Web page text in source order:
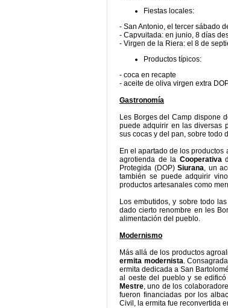
Fiestas locales:
- San Antonio, el tercer sábado
- Capvuitada: en junio, 8 días
- Virgen de la Riera: el 8 de
Productos típicos:
- coca en recapte
- aceite de oliva virgen extra
Gastronomía
Les Borges del Camp dispone
puede adquirir en las diversas
sus cocas y del pan, sobre todo
En el apartado de los
agrotienda de la Cooperativa
Protegida (DOP)Siurana, un
también se puede adquirir
productos artesanales como
Los embutidos, y sobre todo
dado cierto renombre en les
alimentación del pueblo.
Modernismo
Más allá de los productos
ermita modernista.
ermita dedicada a San
al oeste del pueblo y se
Mestre, uno de los
fueron financiadas por los
Civil, la ermita fue reconvertida